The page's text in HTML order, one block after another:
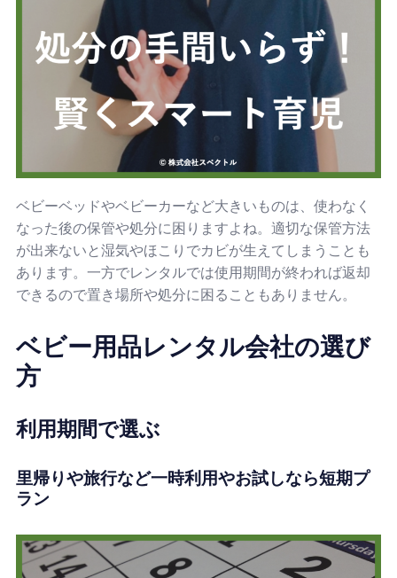
ベビーベッドやベビーカーなど大きいものは、使わなく
なった後の保管や処分に困りますよね。適切な保管方法
が出来ないと湿気やほこりでカビが生えてしまうことも
あります。一方でレンタルでは使用期間が終われば返却
できるので置き場所や処分に困ることもありません。
ベビー用品レンタル会社の選び
方
利用期間で選ぶ
里帰りや旅行など一時利用やお試しなら短期プ
ラン